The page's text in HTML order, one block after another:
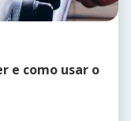
e como usar o